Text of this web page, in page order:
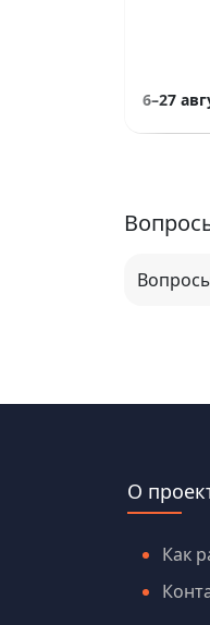
6–27
О
Как